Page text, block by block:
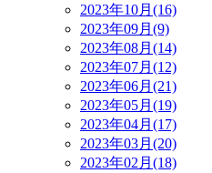
2023年10月(16)
2023年09月(9)
2023年08月(14)
2023年07月(12)
2023年06月(21)
2023年05月(19)
2023年04月(17)
2023年03月(20)
2023年02月(18)